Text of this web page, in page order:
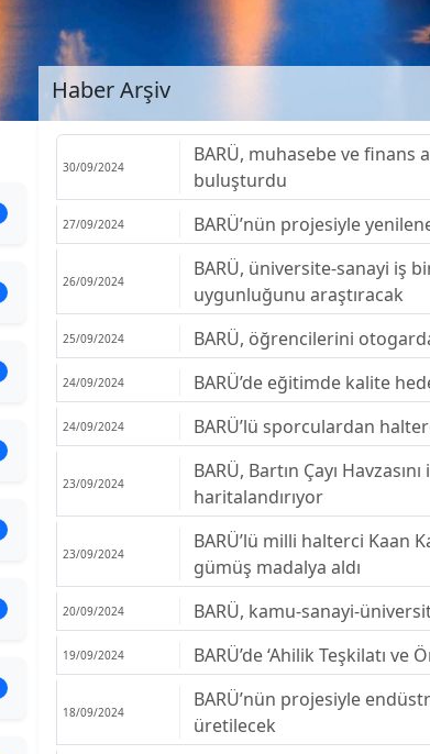
Haber Arşiv
30/09/2024
BARÜ, muhasebe ve finans
buluşturdu
27/09/2024 BARÜ’nün projesiyle
26/09/2024
BARÜ, üniversite-sanayi iş
uygunluğunu araştıracak
25/09/2024 BARÜ, öğrencilerini
24/09/2024 BARÜ’de eğitimde kalite
24/09/2024 BARÜ’lü sporculardan
23/09/2024
BARÜ, Bartın Çayı
haritalandırıyor
23/09/2024
BARÜ’lü milli halterci Kaan
gümüş madalya aldı
20/09/2024 BARÜ, kamu-sanayi-
19/09/2024 BARÜ’de ‘Ahilik Teşkilatı ve
18/09/2024
BARÜ’nün projesiyle
üretilecek